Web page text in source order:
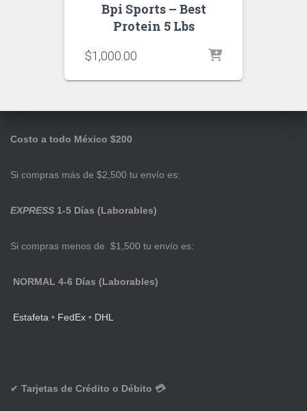
Bpi Sports – Best
Protein 5 Lbs
$1,000.00
Costo a todo México $200
Si compras más de $2,500 tu envío es:
EXPRESS 1-5 Días (Laborables)
Si compras menos de $1,500 tu envío es:
NORMAL 4-6 Días (Laborables)
Estafeta • FedEx • DHL
✔ Tarjetas de Crédito o Débito 💳